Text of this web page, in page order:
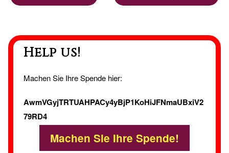
Help us!
Machen Sie Ihre Spende hier:
AwmVGyjTRTUAHPACy4yBjP1KoHiJFNmaUBxiV2
79RD4
Machen Sie Ihre Spende!